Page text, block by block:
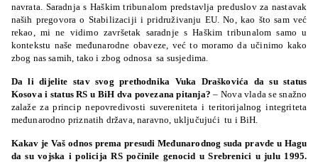
navrata. Saradnja s Haškim tribunalom predstavlja preduslov za nastavak
naših pregovora o Stabilizaciji i pridruživanju EU. No, kao što sam već
rekao, mi ne vidimo završetak saradnje s Haškim tribunalom samo u
kontekstu naše međunarodne obaveze, već to moramo da učinimo kako
zbog nas samih, tako i zbog odnosa sa susjedima.
Da li dijelite stav svog prethodnika Vuka Draškovića da su status
Kosova i status RS u BiH dva povezana pitanja?– Nova vlada se snažno
zalaže za princip nepovredivosti suvereniteta i teritorijalnog integriteta
međunarodno priznatih država, naravno, uključujući tu i BiH.
Kakav je Vaš odnos prema presudi Međunarodnog suda pravde u Hagu
da su vojska i policija RS počinile genocid u Srebrenici u julu 1995.